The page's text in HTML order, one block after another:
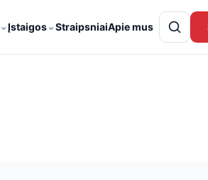
⌄Įstaigos⌄StraipsniaiApie mus